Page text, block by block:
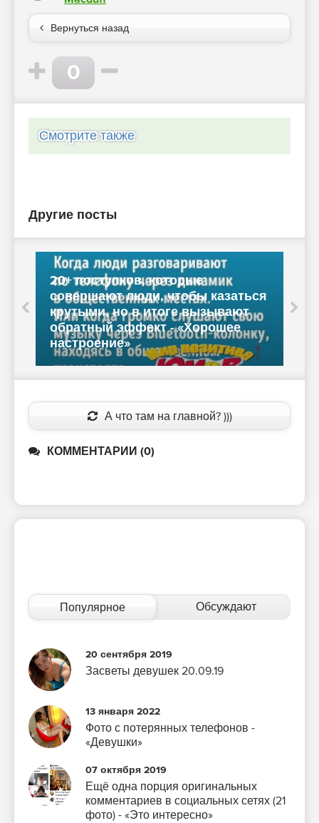
Вернуться назад
0
Смотрите также
Другие посты
20+ поступков, которые
совершают люди, чтобы казаться
крутыми, но в итоге вызывают
обратный эффект - «Хорошее
настроение»
А что там на главной? )))
КОММЕНТАРИИ (0)
Популярное Обсуждают
20 сентября 2019
Засветы девушек 20.09.19
13 января 2022
Фото с потерянных телефонов -
«Девушки»
07 октября 2019
Ещё одна порция оригинальных
комментариев в социальных сетях (21
фото) - «Это интересно»